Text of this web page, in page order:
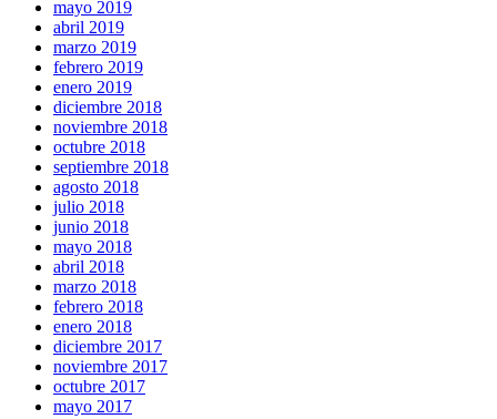
mayo 2019
abril 2019
marzo 2019
febrero 2019
enero 2019
diciembre 2018
noviembre 2018
octubre 2018
septiembre 2018
agosto 2018
julio 2018
junio 2018
mayo 2018
abril 2018
marzo 2018
febrero 2018
enero 2018
diciembre 2017
noviembre 2017
octubre 2017
mayo 2017